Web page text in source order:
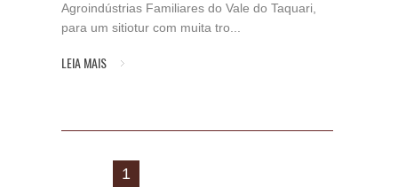
Agroindústrias Familiares do Vale do Taquari,
para um sitiotur com muita tro...
LEIA MAIS
1